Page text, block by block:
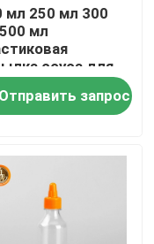
мл 250 мл 300
мл
соуса для
Отправить запрос